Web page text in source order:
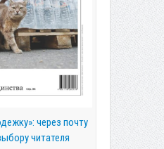
через почту
читателя